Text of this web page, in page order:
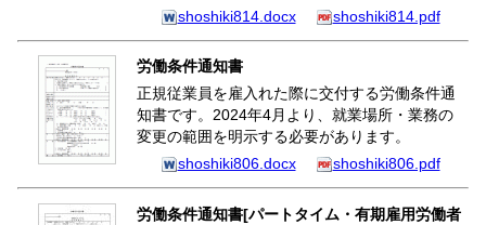
shoshiki814.docx
shoshiki814.pdf
労働条件通知書
正規従業員を雇入れた際に交付する労働条件通
知書です。2024年4月より、就業場所・業務の
変更の範囲を明示する必要があります。
shoshiki806.docx
shoshiki806.pdf
労働条件通知書[パートタイム・有期雇用労働者